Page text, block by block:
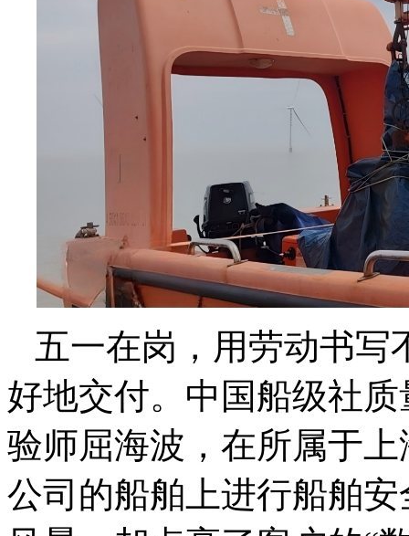
五一在岗，用劳动书写
好地交付。中国船级社
验师屈海波，在所属于
公司的船舶上进行船舶